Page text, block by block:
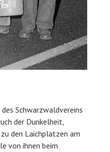
Schwarzwaldvereins
der Dunkelheit,
den Laichplätzen am
von ihnen beim